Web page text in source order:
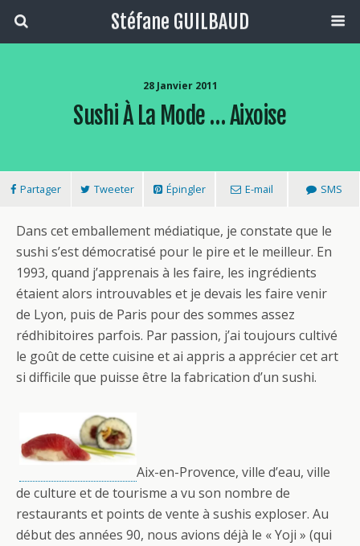
Stéfane GUILBAUD
28 Janvier 2011
Sushi À La Mode … Aixoise
Partager Tweeter Épingler E-mail SMS
Dans cet emballement médiatique, je constate que le
sushi s’est démocratisé pour le pire et le meilleur. En
1993, quand j’apprenais à les faire, les ingrédients
étaient alors introuvables et je devais les faire venir
de Lyon, puis de Paris pour des sommes assez
rédhibitoires parfois. Par passion, j’ai toujours cultivé
le goût de cette cuisine et ai appris a apprécier cet art
si difficile que puisse être la fabrication d’un sushi.
Aix-en-Provence, ville d’eau, ville
de culture et de tourisme a vu son nombre de
restaurants et points de vente à sushis exploser. Au
début des années 90, nous avions déjà le « Yoji » (qui